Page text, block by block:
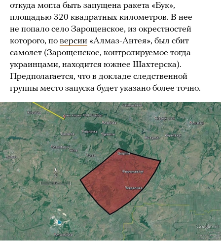
откуда могла быть запущена ракета «Бук»,
площадью 320 квадратных километров. В нее
не попало село Зарощенское, из окрестностей
которого, по версии «Алмаз-Антея», был сбит
самолет (Зарощенское, контролируемое тогда
украинцами, находится южнее Шахтерска).
Предполагается, что в докладе следственной
группы место запуска будет указано более точно.